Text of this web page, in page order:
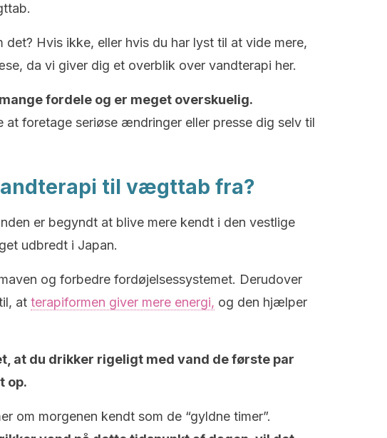
det? Hvis ikke, eller hvis du har lyst til at vide mere,
da vi giver dig et overblik over vandterapi her.
fordele og er meget overskuelig.
at foretage seriøse ændringer eller presse dig selv til
til vægttab fra?
er begyndt at blive mere kendt i den vestlige
udbredt i Japan.
og forbedre fordøjelsessystemet. Derudover
at terapiformen giver mere energi, og den hjælper
at du drikker rigeligt med vand de første par
op.
om morgenen kendt som de “gyldne timer”.